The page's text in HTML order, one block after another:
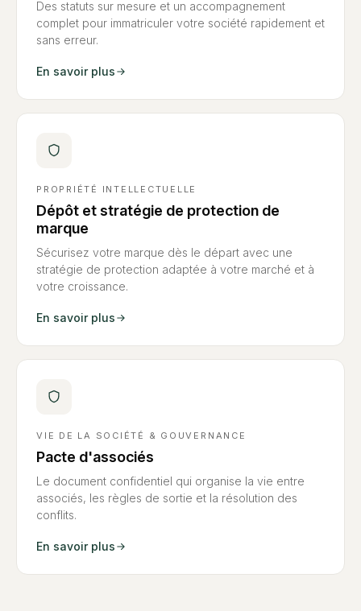
Des statuts sur mesure et un accompagnement
complet pour immatriculer votre société rapidement et
sans erreur.
En savoir plus
PROPRIÉTÉ INTELLECTUELLE
Dépôt et stratégie de protection de
marque
Sécurisez votre marque dès le départ avec une
stratégie de protection adaptée à votre marché et à
votre croissance.
En savoir plus
VIE DE LA SOCIÉTÉ & GOUVERNANCE
Pacte d'associés
Le document confidentiel qui organise la vie entre
associés, les règles de sortie et la résolution des
conflits.
En savoir plus